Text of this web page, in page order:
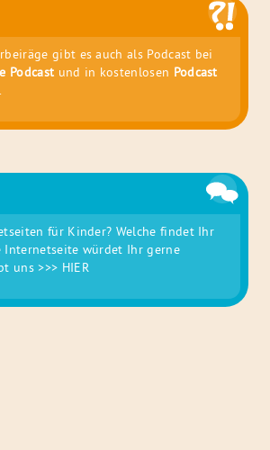
gibt es auch als Podcast bei
Podcast und in kostenlosen Podcast
.
für Kinder? Welche findet Ihr
Internetseite würdet Ihr gerne
uns>>> HIER